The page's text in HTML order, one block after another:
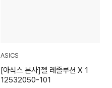
ASICS
[아식스 본사]젤 레졸루션 X 1
12532050-101